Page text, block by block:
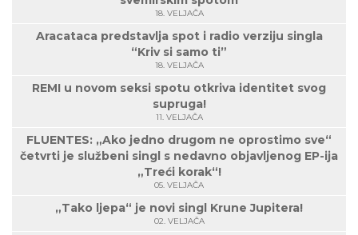
18. VELJAČA
Aracataca predstavlja spot i radio verziju singla
“Kriv si samo ti”
18. VELJAČA
REMI u novom seksi spotu otkriva identitet svog
supruga!
11. VELJAČA
FLUENTES: „Ako jedno drugom ne oprostimo sve“
četvrti je službeni singl s nedavno objavljenog EP-ija
„Treći korak“!
05. VELJAČA
„Tako ljepa“ je novi singl Krune Jupitera!
02. VELJAČA